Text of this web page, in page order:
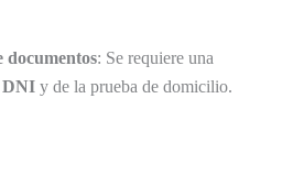
documentos: Se requiere una
DNI y de la prueba de domicilio.